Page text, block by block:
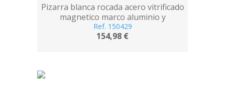
Pizarra blanca rocada acero vitrificado
magnetico marco aluminio y
cantoneras pvc 120x90 cm incluye
bandeja
Ref. 150429
154,98 €